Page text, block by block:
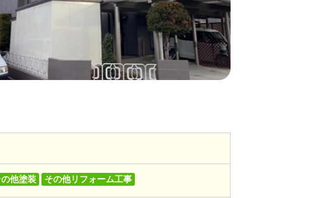
の他塗装 その他リフォーム工事